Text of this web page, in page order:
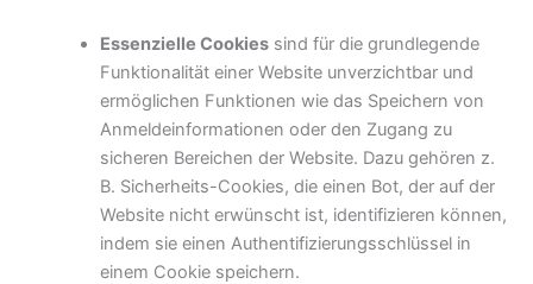
Essenzielle Cookiessind für die grundlegende
Funktionalität einer Website unverzichtbar und
ermöglichen Funktionen wie das Speichern von
Anmeldeinformationen oder den Zugang zu
sicheren Bereichen der Website. Dazu gehören z.
B. Sicherheits-Cookies, die einen Bot, der auf der
Website nicht erwünscht ist, identifizieren können,
indem sie einen Authentifizierungsschlüssel in
einem Cookie speichern.